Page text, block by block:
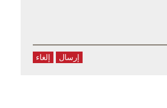
إرسال إلغاء